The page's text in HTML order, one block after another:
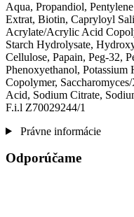
Aqua, Propandiol,
Extrat, Biotin, Capryloyl
Acrylate/Acrylic Acid
Starch Hydrolysate,
Cellulose, Papain, Peg-32,
Phenoxyethanol, Potassium
Copolymer,
Acid, Sodium Citrate,
F.i.l Z70029244/1
Právne informácie
Odporúčame